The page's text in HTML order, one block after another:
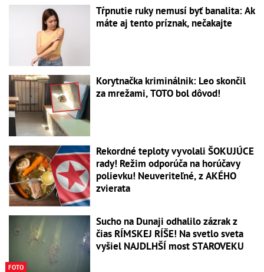
Tŕpnutie ruky nemusí byť banalita: Ak
máte aj tento príznak, nečakajte
Korytnačka kriminálnik: Leo skončil
za mrežami, TOTO bol dôvod!
Rekordné teploty vyvolali ŠOKUJÚCE
rady! Režim odporúča na horúčavy
polievku! Neuveriteľné, z AKÉHO
zvierata
FOTO
Sucho na Dunaji odhalilo zázrak z
čias RÍMSKEJ RÍŠE! Na svetlo sveta
vyšiel NAJDLHŠÍ most STAROVEKU